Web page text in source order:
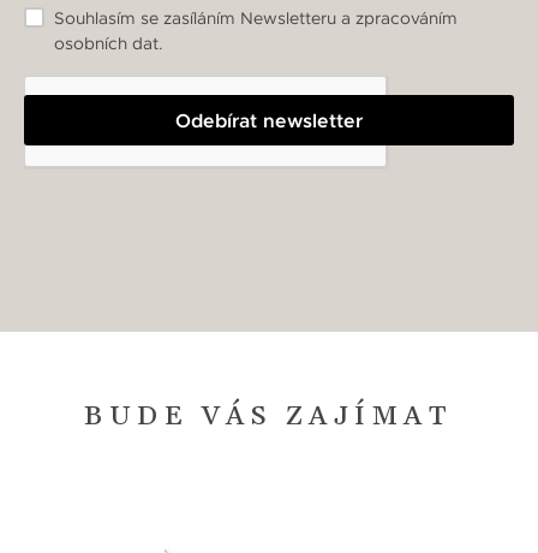
Odebírat newsletter
Souhlasím se zasíláním Newsletteru a zpracováním
osobních dat.
BUDE VÁS ZAJÍMAT